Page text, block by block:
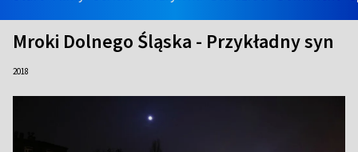
Mroki Dolnego Śląska - Przykładny syn
2018